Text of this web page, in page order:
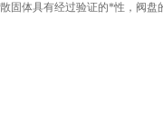
固体具有经过验证的*性，阀盘